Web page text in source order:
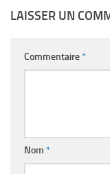
LAISSER UN
Commentaire*
Nom *